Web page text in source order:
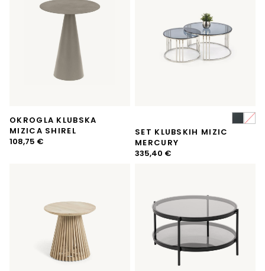
OKROGLA KLUBSKA
MIZICA SHIREL
108,75 €
SET KLUBSKIH MIZIC
MERCURY
335,40 €